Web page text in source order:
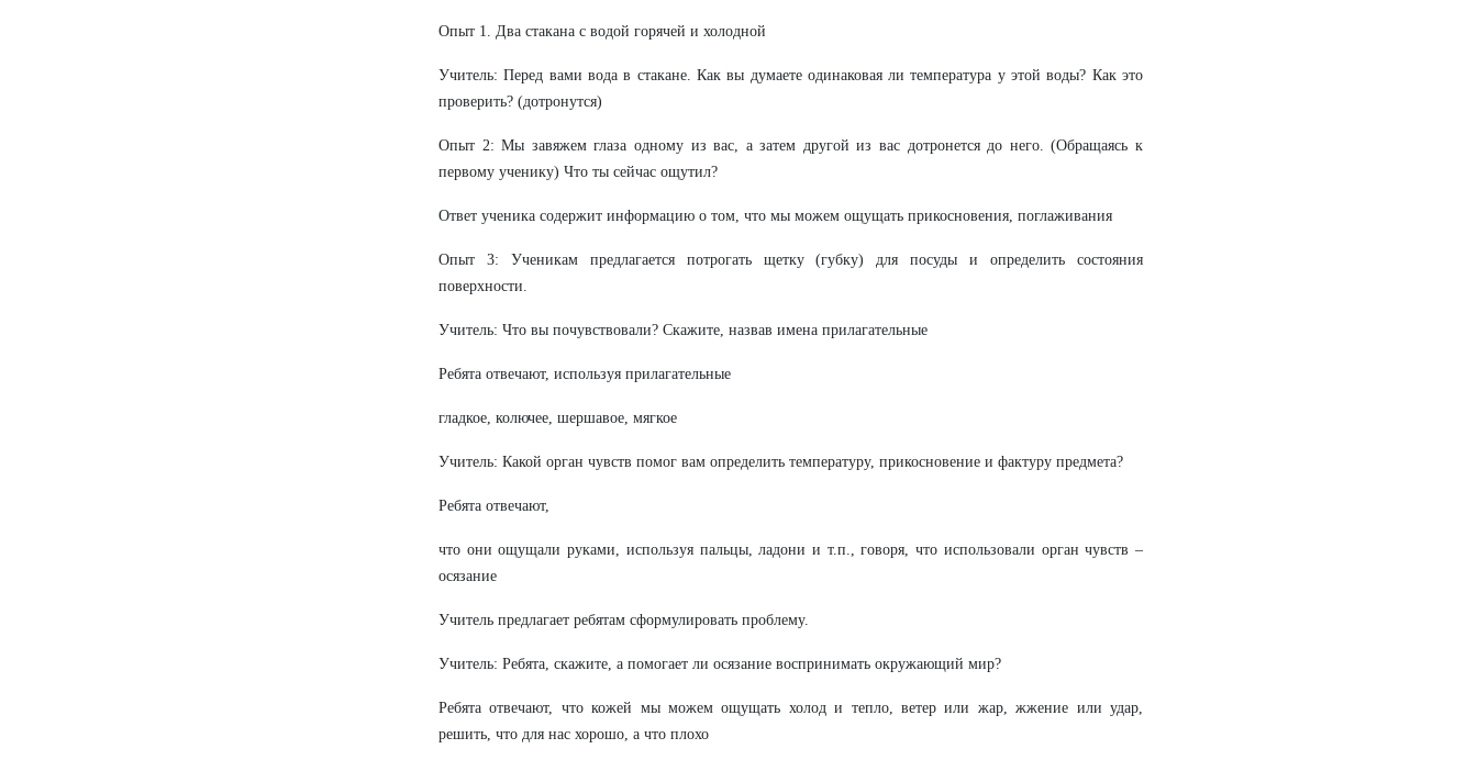
Опыт 1. Два стакана с водой горячей и холодной
Учитель: Перед вами вода в стакане. Как вы думаете одинаковая ли температура у этой воды? Как это
проверить? (дотронутся)
Опыт 2: Мы завяжем глаза одному из вас, а затем другой из вас дотронется до него. (Обращаясь к
первому ученику) Что ты сейчас ощутил?
Ответ ученика содержит информацию о том, что мы можем ощущать прикосновения, поглаживания
Опыт 3: Ученикам предлагается потрогать щетку (губку) для посуды и определить состояния
поверхности.
Учитель: Что вы почувствовали? Скажите, назвав имена прилагательные
Ребята отвечают, используя прилагательные
гладкое, колючее, шершавое, мягкое
Учитель: Какой орган чувств помог вам определить температуру, прикосновение и фактуру предмета?
Ребята отвечают,
что они ощущали руками, используя пальцы, ладони и т.п., говоря, что использовали орган чувств –
осязание
Учитель предлагает ребятам сформулировать проблему.
Учитель: Ребята, скажите, а помогает ли осязание воспринимать окружающий мир?
Ребята отвечают, что кожей мы можем ощущать холод и тепло, ветер или жар, жжение или удар,
решить, что для нас хорошо, а что плохо